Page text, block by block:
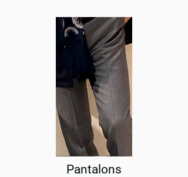
Pantalons